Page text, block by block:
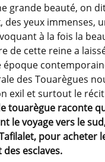
grande beauté, on
yeux immenses,
à la fois la
de cette reine a
époque
des Touarègues
exil et surtout le
touarègue raconte
le voyage vers le
pour acheter
des esclaves.